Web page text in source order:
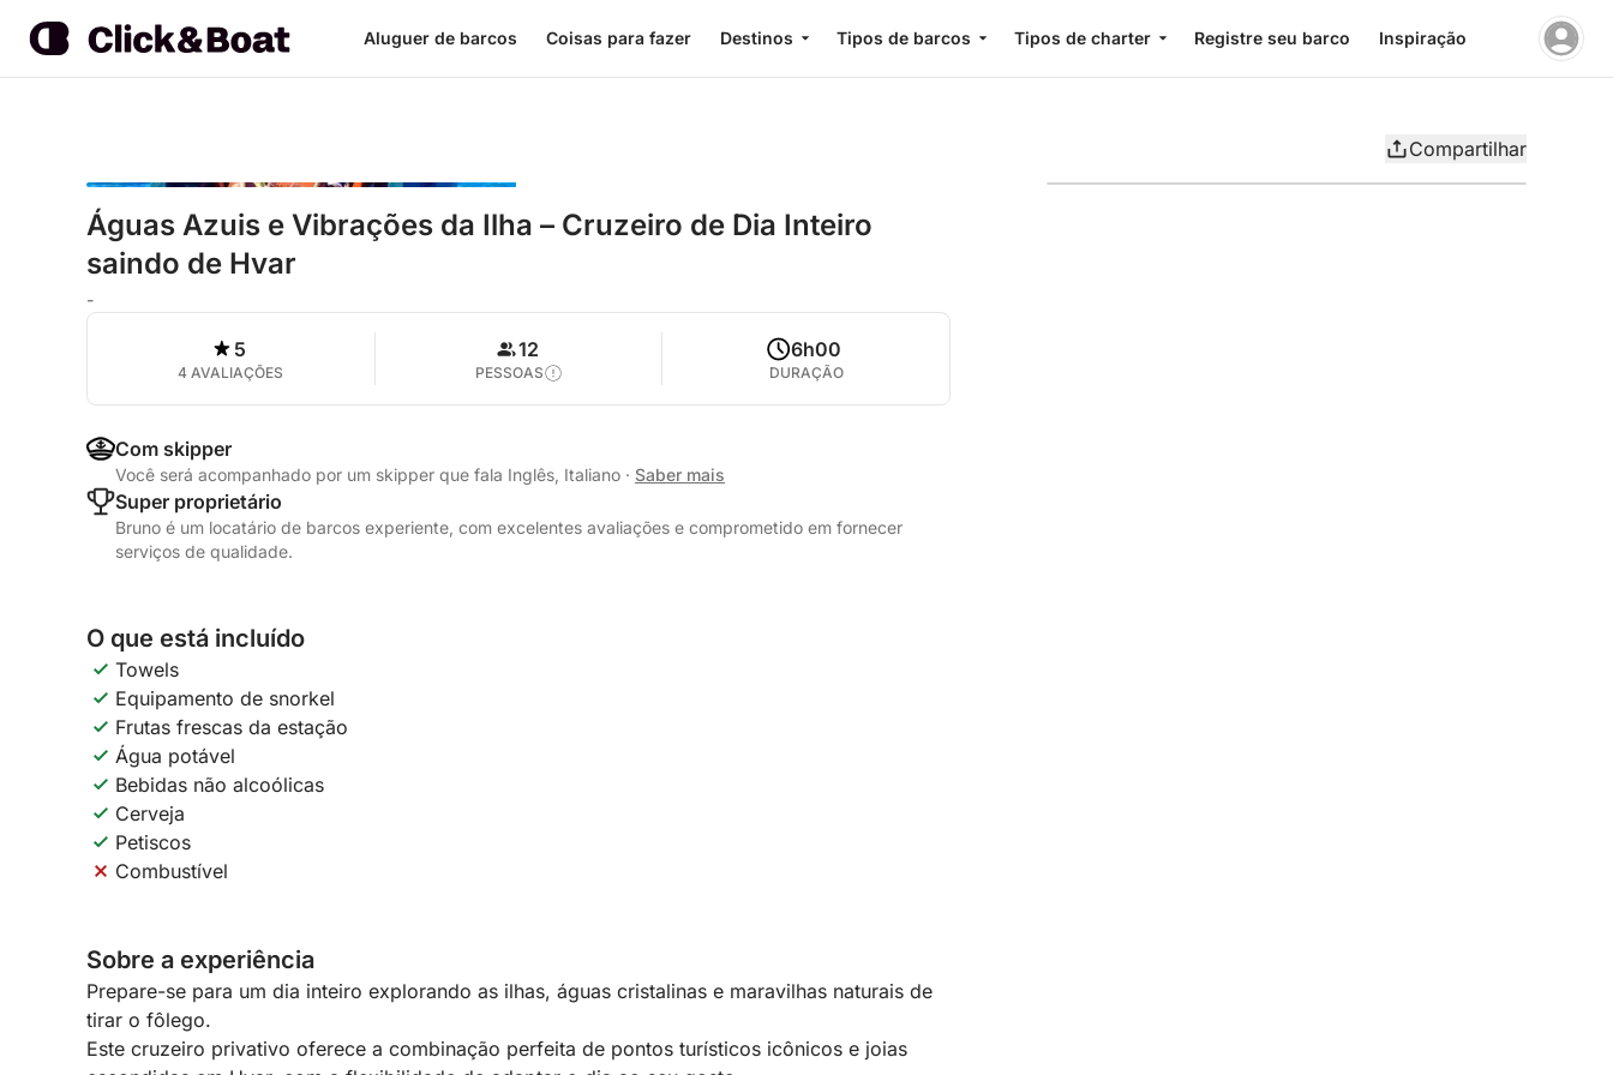
Aluguer de barcos Coisas para fazer Destinos Tipos de barcos Tipos de charter Registre seu barco Inspiração
Compartilhar
Águas Azuis e Vibrações da Ilha – Cruzeiro de Dia Inteiro
saindo de Hvar
-
5
4 AVALIAÇÕES
12
PESSOAS
6h00
DURAÇÃO
Com skipper
Você será acompanhado por um skipper que fala Inglês, Italiano · Saber mais
Super proprietário
Bruno é um locatário de barcos experiente, com excelentes avaliações e comprometido em fornecer
serviços de qualidade.
O que está incluído
Towels
Equipamento de snorkel
Frutas frescas da estação
Água potável
Bebidas não alcoólicas
Cerveja
Petiscos
Combustível
Sobre a experiência
Prepare-se para um dia inteiro explorando as ilhas, águas cristalinas e maravilhas naturais de
tirar o fôlego.
Este cruzeiro privativo oferece a combinação perfeita de pontos turísticos icônicos e joias